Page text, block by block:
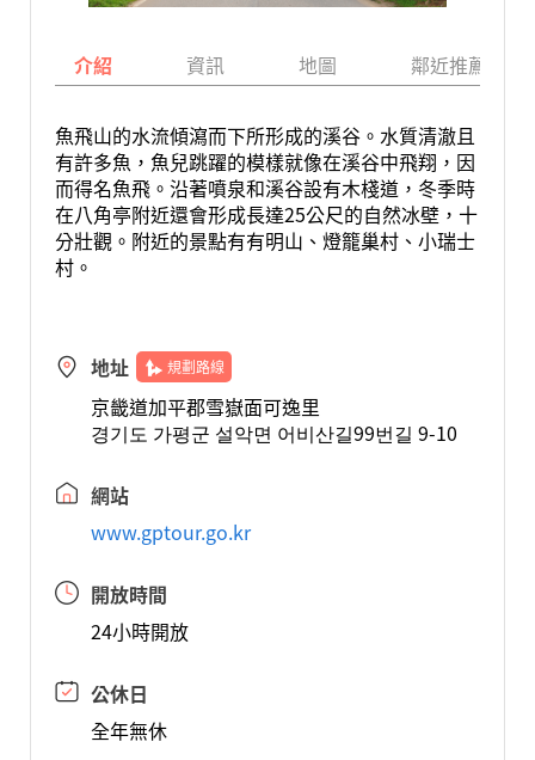
介紹 資訊 地圖 鄰近推薦景點
魚飛山的水流傾瀉而下所形成的溪谷。水質清澈且
有許多魚，魚兒跳躍的模樣就像在溪谷中飛翔，因
而得名魚飛。沿著噴泉和溪谷設有木棧道，冬季時
在八角亭附近還會形成長達25公尺的自然冰壁，十
分壯觀。附近的景點有有明山、燈籠巢村、小瑞士
村。
地址 規劃路線
京畿道加平郡雪嶽面可逸里
경기도 가평군 설악면 어비산길99번길 9-10
網站
www.gptour.go.kr
開放時間
24小時開放
公休日
全年無休